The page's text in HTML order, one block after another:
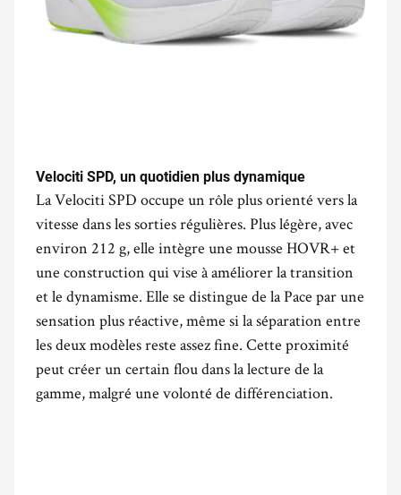
Velociti SPD, un quotidien plus dynamique
La Velociti SPD occupe un rôle plus orienté vers la
vitesse dans les sorties régulières. Plus légère, avec
environ 212 g, elle intègre une mousse HOVR+ et
une construction qui vise à améliorer la transition
et le dynamisme. Elle se distingue de la Pace par une
sensation plus réactive, même si la séparation entre
les deux modèles reste assez fine. Cette proximité
peut créer un certain flou dans la lecture de la
gamme, malgré une volonté de différenciation.